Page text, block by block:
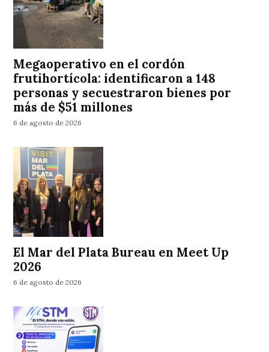
Megaoperativo en el cordón
frutihortícola: identificaron a 148
personas y secuestraron bienes por
más de $51 millones
6 de agosto de 2026
El Mar del Plata Bureau en Meet Up
2026
6 de agosto de 2026